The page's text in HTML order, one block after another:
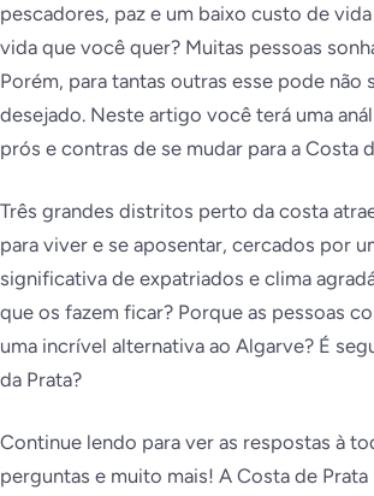
pescadores, paz e um baixo custo de
vida que você quer? Muitas pessoas
Porém, para tantas outras esse pode não
desejado. Neste artigo você terá uma
prós e contras de se mudar para a Costa
Três grandes distritos perto da costa
para viver e se aposentar, cercados por
significativa de expatriados e clima
que os fazem ficar? Porque as pessoas
uma incrível alternativa ao Algarve? É
da Prata?
Continue lendo para ver as respostas à
perguntas e muito mais! A Costa de